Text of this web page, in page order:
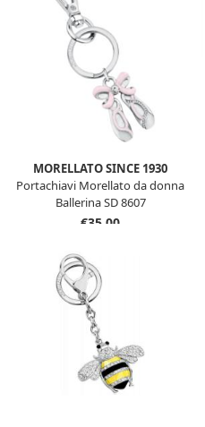
MORELLATO SINCE 1930
Portachiavi Morellato da donna
Ballerina SD 8607
€35,00